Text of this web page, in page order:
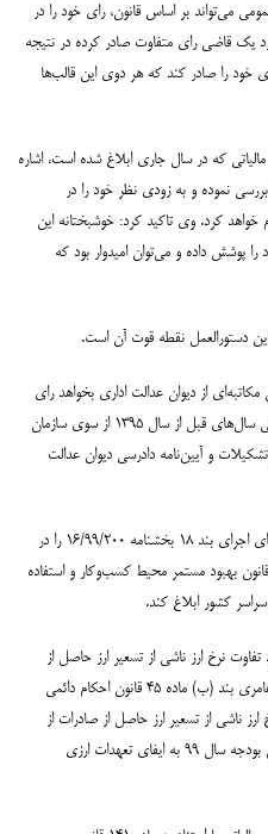
می‌تواند بر اساس قانون، رای خود را در
یک قاضی رای متفاوت صادر کرده در نتیجه
خود را صادر کند که هر دوی این قالب‌ها
۱۶/۹۹/۲۰۰ سازمان امور مالیاتی که در سال جاری ابلاغ شده است، اشاره
نموده و به زودی نظر خود را در
کرد. وی تاکید کرد: خوشبختانه این
پوشش داده و می‌توان امیدوار بود که
از دیوان عدالت اداری بخواهد رای
خود را درباره عدم رسیدگی به تراکنش‌های بانکی سال‌های قبل از سال ۱۳۹۵ از سوی سازمان
با استفاده از ظرفیت ماده ۸۹ قانون تشکیلات و آیین‌نامه دادرسی دیوان عدالت
همچنین سازمان امور مالیاتی، فرمت استاندارد برای اجرای بند ۱۸ بخشنامه ۱۶/۹۹/۲۰۰ را در
ماه و با درنظر گرفتن مواد (۲) و (۳) قانون بهبود مستمر محیط کسب‌وکار و استفاده
سراسر کشور ابلاغ کند.
نرخ ارز ناشی از تسعیر ارز حاصل از
صادرات مورد توجه قرار گرفت. طبق گفته‌های عامری بند (ب) ماده ۴۵ قانون احکام دائمی
ناشی از تسعیر ارز حاصل از صادرات از
هرگونه مالیات معاف است. این معافیت در قانون بودجه سال ۹۹ به ایفای تعهدات ارزی